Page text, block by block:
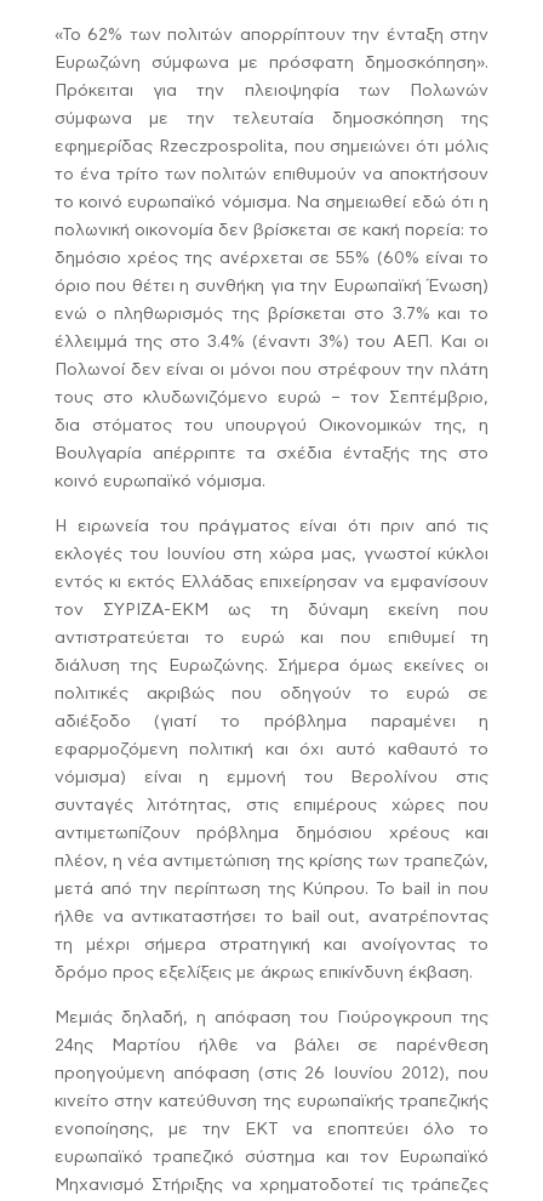
«Το 62% των πολιτών απορρίπτουν την ένταξη στην
Ευρωζώνη σύμφωνα με πρόσφατη δημοσκόπηση».
Πρόκειται για την πλειοψηφία των Πολωνών
σύμφωνα με την τελευταία δημοσκόπηση της
εφημερίδας Rzeczpospolita, που σημειώνει ότι μόλις
το ένα τρίτο των πολιτών επιθυμούν να αποκτήσουν
το κοινό ευρωπαϊκό νόμισμα. Να σημειωθεί εδώ ότι η
πολωνική οικονομία δεν βρίσκεται σε κακή πορεία: το
δημόσιο χρέος της ανέρχεται σε 55% (60% είναι το
όριο που θέτει η συνθήκη για την Ευρωπαϊκή Ένωση)
ενώ ο πληθωρισμός της βρίσκεται στο 3.7% και το
έλλειμμά της στο 3.4% (έναντι 3%) του ΑΕΠ. Και οι
Πολωνοί δεν είναι οι μόνοι που στρέφουν την πλάτη
τους στο κλυδωνιζόμενο ευρώ – τον Σεπτέμβριο,
δια στόματος του υπουργού Οικονομικών της, η
Βουλγαρία απέρριπτε τα σχέδια ένταξής της στο
κοινό ευρωπαϊκό νόμισμα.
Η ειρωνεία του πράγματος είναι ότι πριν από τις
εκλογές του Ιουνίου στη χώρα μας, γνωστοί κύκλοι
εντός κι εκτός Ελλάδας επιχείρησαν να εμφανίσουν
τον ΣΥΡΙΖΑ-ΕΚΜ ως τη δύναμη εκείνη που
αντιστρατεύεται το ευρώ και που επιθυμεί τη
διάλυση της Ευρωζώνης. Σήμερα όμως εκείνες οι
πολιτικές ακριβώς που οδηγούν το ευρώ σε
αδιέξοδο (γιατί το πρόβλημα παραμένει η
εφαρμοζόμενη πολιτική και όχι αυτό καθαυτό το
νόμισμα) είναι η εμμονή του Βερολίνου στις
συνταγές λιτότητας, στις επιμέρους χώρες που
αντιμετωπίζουν πρόβλημα δημόσιου χρέους και
πλέον, η νέα αντιμετώπιση της κρίσης των τραπεζών,
μετά από την περίπτωση της Κύπρου. Το bail in που
ήλθε να αντικαταστήσει το bail out, ανατρέποντας
τη μέχρι σήμερα στρατηγική και ανοίγοντας το
δρόμο προς εξελίξεις με άκρως επικίνδυνη έκβαση.
Μεμιάς δηλαδή, η απόφαση του Γιούρογκρουπ της
24ης Μαρτίου ήλθε να βάλει σε παρένθεση
προηγούμενη απόφαση (στις 26 Ιουνίου 2012), που
κινείτο στην κατεύθυνση της ευρωπαϊκής τραπεζικής
ενοποίησης, με την ΕΚΤ να εποπτεύει όλο το
ευρωπαϊκό τραπεζικό σύστημα και τον Ευρωπαϊκό
Μηχανισμό Στήριξης να χρηματοδοτεί τις τράπεζες